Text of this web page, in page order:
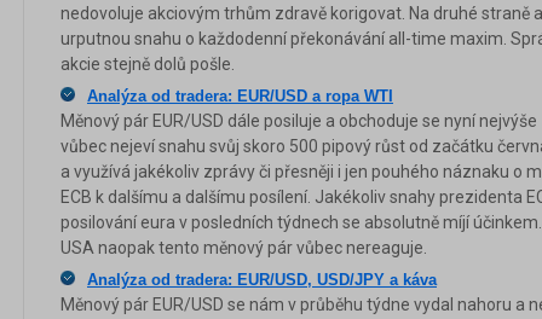
nedovoluje akciovým trhům zdravě korigovat. Na druhé straně
urputnou snahu o každodenní překonávání all-time maxim.
akcie stejně dolů pošle.
Analýza od tradera: EUR/USD a ropa WTI
Měnový pár EUR/USD dále posiluje a obchoduje se nyní
vůbec nejeví snahu svůj skoro 500 pipový růst od začátku
a využívá jakékoliv zprávy či přesněji i jen pouhého náznaku o
ECB k dalšímu a dalšímu posílení. Jakékoliv snahy prezidenta
posilování eura v posledních týdnech se absolutně míjí
USA naopak tento měnový pár vůbec nereaguje.
Analýza od tradera: EUR/USD, USD/JPY a káva
Měnový pár EUR/USD se nám v průběhu týdne vydal nahoru a